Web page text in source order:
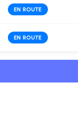
EN ROUTE
EN ROUTE